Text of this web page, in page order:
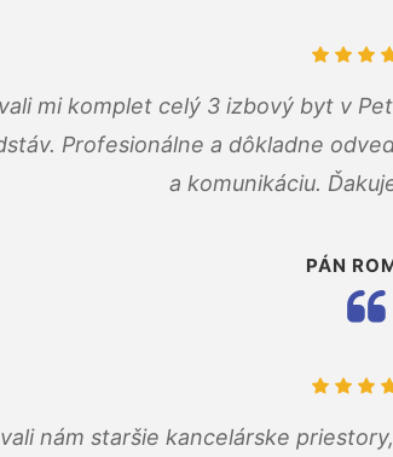
mi komplet celý 3 izbový byt v
Profesionálne a dôkladne
a komunikáciu.
PÁN
nám staršie kancelárske